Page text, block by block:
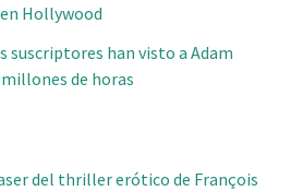
Hollywood
suscriptores han visto a Adam
de horas
del thriller erótico de François